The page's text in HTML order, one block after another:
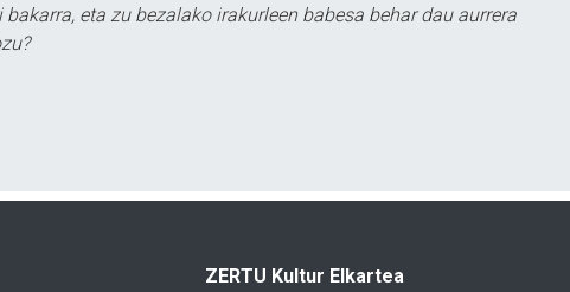
eta zu bezalako irakurleen babesa behar dau aurrera
ZERTU Kultur Elkartea